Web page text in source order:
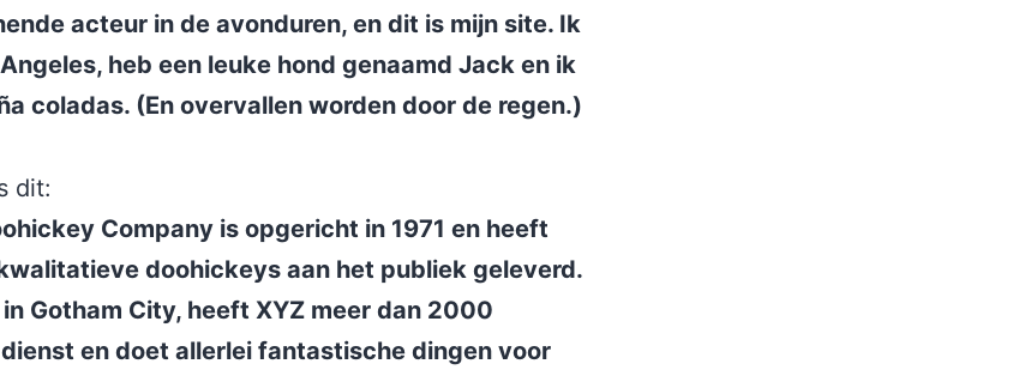
acteur in de avonduren, en dit is mijn site. Ik
heb een leuke hond genaamd Jack en ik
coladas. (En overvallen worden door de regen.)
dit:
Company is opgericht in 1971 en heeft
doohickeys aan het publiek geleverd.
Gotham City, heeft XYZ meer dan 2000
en doet allerlei fantastische dingen voor